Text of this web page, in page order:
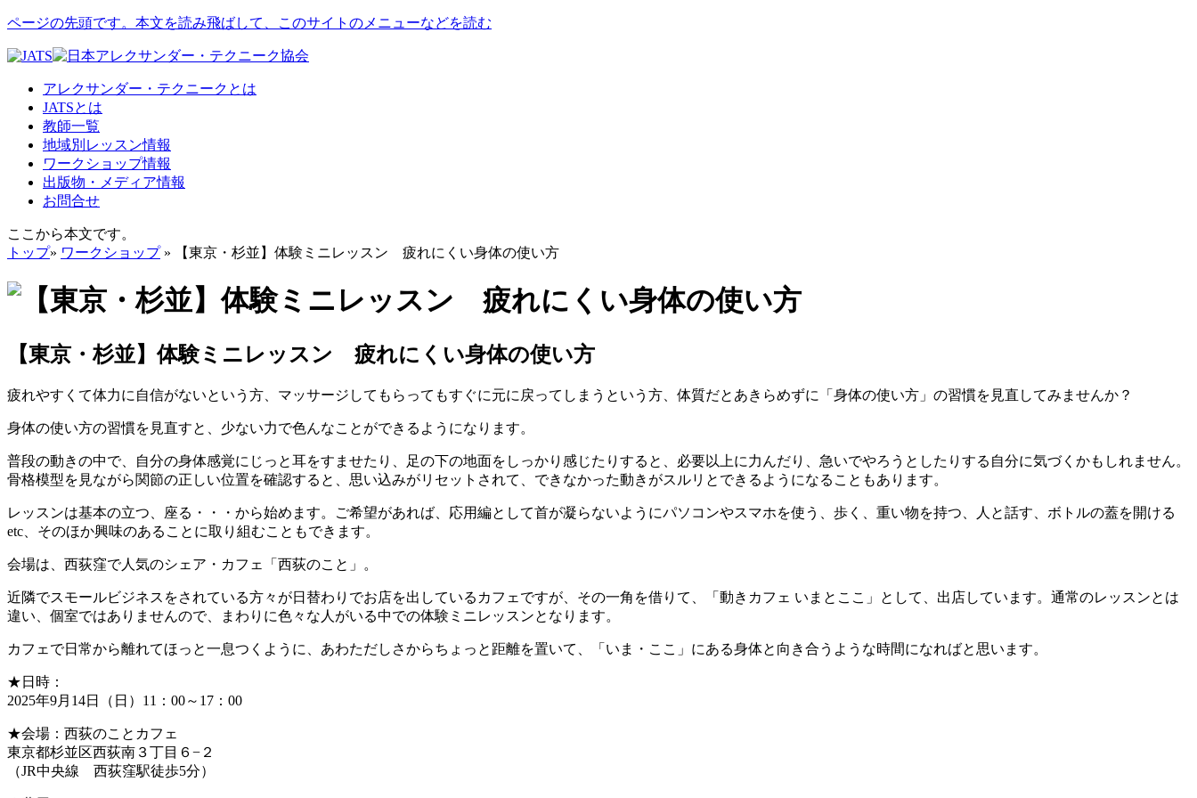
ページの先頭です。本文を読み飛ばして、このサイトのメニューなどを読む
アレクサンダー・テクニークとは
JATSとは
教師一覧
地域別レッスン情報
ワークショップ情報
出版物・メディア情報
お問合せ
ここから本文です。
トップ» ワークショップ» 【東京・杉並】体験ミニレッスン 疲れにくい身体の使い方
【東京・杉並】体験ミニレッスン 疲れにくい身体の使い方
疲れやすくて体力に自信がないという方、マッサージしてもらってもすぐに元に戻ってしまうという方、体質だとあきらめずに「身体の使い方」の習慣を見直してみませんか？
身体の使い方の習慣を見直すと、少ない力で色んなことができるようになります。
普段の動きの中で、自分の身体感覚にじっと耳をすませたり、足の下の地面をしっかり感じたりすると、必要以上に力んだり、急いでやろうとしたりする自分に気づくかもしれません。
骨格模型を見ながら関節の正しい位置を確認すると、思い込みがリセットされて、できなかった動きがスルリとできるようになることもあります。
レッスンは基本の立つ、座る・・・から始めます。ご希望があれば、応用編として首が凝らないようにパソコンやスマホを使う、歩く、重い物を持つ、人と話す、ボトルの蓋を開ける
etc、そのほか興味のあることに取り組むこともできます。
会場は、西荻窪で人気のシェア・カフェ「西荻のこと」。
近隣でスモールビジネスをされている方々が日替わりでお店を出しているカフェですが、その一角を借りて、「動きカフェ いまとここ」として、出店しています。通常のレッスンとは
違い、個室ではありませんので、まわりに色々な人がいる中での体験ミニレッスンとなります。
カフェで日常から離れてほっと一息つくように、あわただしさからちょっと距離を置いて、「いま・ここ」にある身体と向き合うような時間になればと思います。
★日時：
2025年9月14日（日）11：00～17：00
★会場：西荻のことカフェ
東京都杉並区西荻南３丁目６−２
（JR中央線 西荻窪駅徒歩5分）